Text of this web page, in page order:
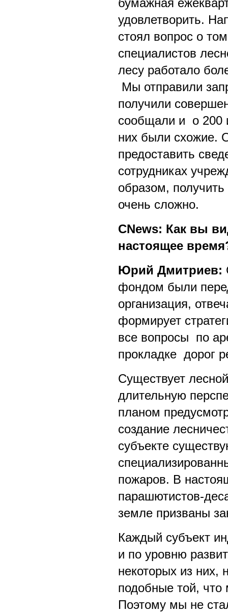
бумажная
удовлетворить.
стоял вопрос о
специалистов
лесу работало
Мы отправили
получили
сообщали и о 200
них были схожие.
предоставить
сотрудниках
образом,
очень сложно.
CNews: Как вы
настоящее
Юрий Дмитриев:
фондом были
организация,
формирует
все вопросы по
прокладке дорог
Существует
длительную
планом
создание
субъекте
пожаров. В
парашютистов-
земле призваны
Каждый субъект
и по уровню
некоторых из них,
подобные той,
Поэтому мы не